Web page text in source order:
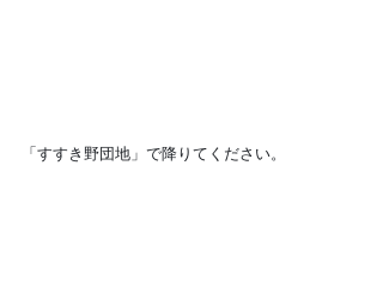
「すすき野団地」で降りてください。